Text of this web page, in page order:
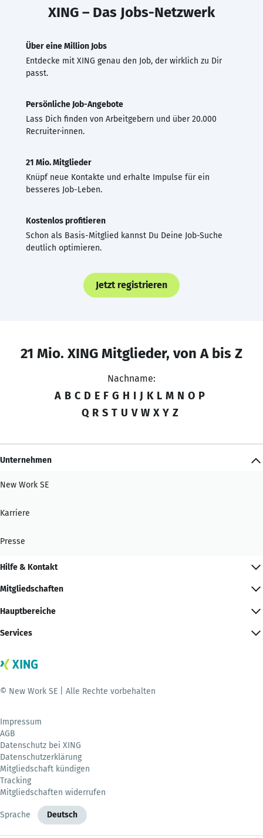
XING – Das Jobs-Netzwerk
Über eine Million Jobs
Entdecke mit XING genau den Job, der wirklich zu Dir
passt.
Persönliche Job-Angebote
Lass Dich finden von Arbeitgebern und über 20.000
Recruiter·innen.
21 Mio. Mitglieder
Knüpf neue Kontakte und erhalte Impulse für ein
besseres Job-Leben.
Kostenlos profitieren
Schon als Basis-Mitglied kannst Du Deine Job-Suche
deutlich optimieren.
Jetzt registrieren
21 Mio. XING Mitglieder, von A bis Z
Nachname:
A B C D E F G H I J K L M N O P
Q R S T U V W X Y Z
Unternehmen
New Work SE
Karriere
Presse
Hilfe & Kontakt
Mitgliedschaften
Hauptbereiche
Services
© New Work SE | Alle Rechte vorbehalten
Impressum
AGB
Datenschutz bei XING
Datenschutzerklärung
Mitgliedschaft kündigen
Tracking
Mitgliedschaften widerrufen
Sprache Deutsch